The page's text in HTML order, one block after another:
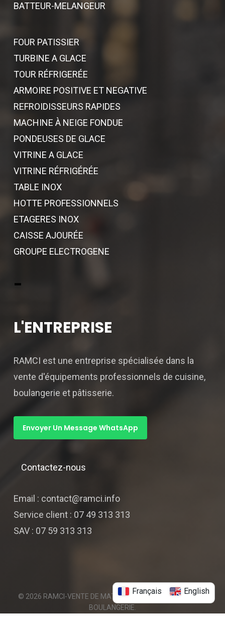
BATTEUR-MELANGEUR
FOUR PATISSIER
TURBINE A GLACE
TOUR RÉFRIGERÉE
ARMOIRE POSITIVE ET NEGATIVE
REFROIDISSEURS RAPIDES
MACHINE À NEIGE FONDUE
PONDEUSES DE GLACE
VITRINE A GLACE
VITRINE RÉFRIGÉRÉE
TABLE INOX
HOTTE PROFESSIONNELS
ETAGERES INOX
CAISSE AJOURÉE
GROUPE ELECTROGENE
-
L'ENTREPRISE
RAMCI est une entreprise spécialisée dans la
vente d'équipements professionnels de cuisine,
boulangerie et pâtisserie.
Envoyer Un Message WhatsApp
Contactez-nous
Email : contact@ramci.info
Service client : 07 49 313 313
SAV : 07 59 313 313
© 2026 RAMCI-VENTE DE MATERIELS DE PATISSERIE ET DE
BOULANGERIE.
Français English